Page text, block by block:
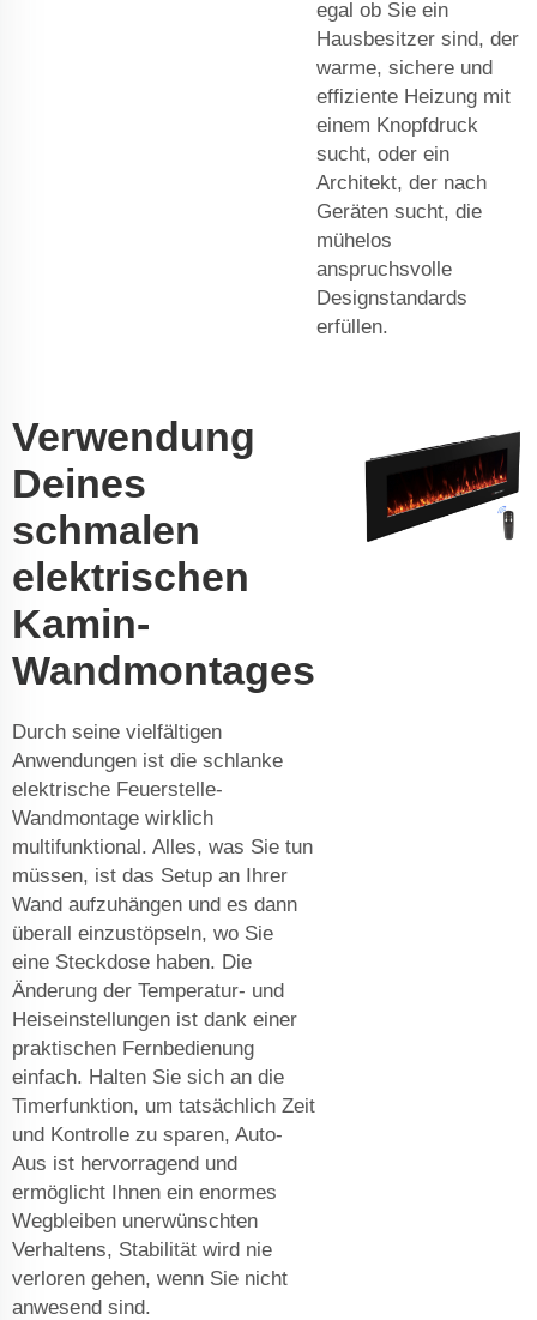
egal ob Sie ein
Hausbesitzer sind, der
warme, sichere und
effiziente Heizung mit
einem Knopfdruck
sucht, oder ein
Architekt, der nach
Geräten sucht, die
mühelos
anspruchsvolle
Designstandards
erfüllen.
Verwendung
Deines
schmalen
elektrischen
Kamin-
Wandmontages
Durch seine vielfältigen
Anwendungen ist die schlanke
elektrische Feuerstelle-
Wandmontage wirklich
multifunktional. Alles, was Sie tun
müssen, ist das Setup an Ihrer
Wand aufzuhängen und es dann
überall einzustöpseln, wo Sie
eine Steckdose haben. Die
Änderung der Temperatur- und
Heiseinstellungen ist dank einer
praktischen Fernbedienung
einfach. Halten Sie sich an die
Timerfunktion, um tatsächlich Zeit
und Kontrolle zu sparen, Auto-
Aus ist hervorragend und
ermöglicht Ihnen ein enormes
Wegbleiben unerwünschten
Verhaltens, Stabilität wird nie
verloren gehen, wenn Sie nicht
anwesend sind.